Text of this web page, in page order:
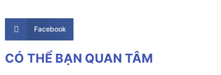
Facebook
CÓ THỂ BẠN QUAN TÂM